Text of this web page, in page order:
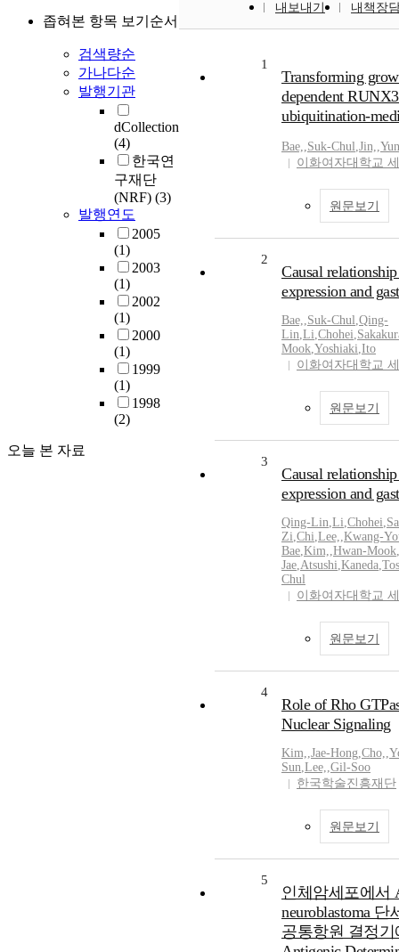
좁혀본 항목 보기순서
검색량순
가나다순
발행기관
dCollection
(4)
한국연
구재단
(NRF) (3)
발행연도
2005
(1)
2003
(1)
2002
(1)
2000
(1)
1999
(1)
1998
(2)
오늘 본 자료
내보내기 내책장
1
Transforming
dependent
ubiquitination-
Bae,,Suk-Chul,Jin,,
이화여자대학교
원문보기
2
Causal
expression and
Bae,,Suk-Chul,Qing-
Lin,Li,Chohei,
Mook,Yoshiaki,Ito
이화여자대학교
원문보기
3
Causal
expression and
Qing-Lin,Li,Chohei,
Zi,Chi,Lee,,Kwang-
Bae,Kim,,Hwan-Mook,
Jae,Atsushi,Kaneda,
Chul
이화여자대학교
원문보기
4
Role of Rho
Nuclear Signaling
Kim,,Jae-Hong,Cho,,
Sun,Lee,,Gil-Soo
한국학술진흥재단
원문보기
5
인체암세포에서
neuroblastoma
공통항원 결정기